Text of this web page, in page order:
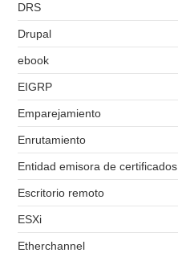
DRS
Drupal
ebook
EIGRP
Emparejamiento
Enrutamiento
Entidad emisora de certificados
Escritorio remoto
ESXi
Etherchannel